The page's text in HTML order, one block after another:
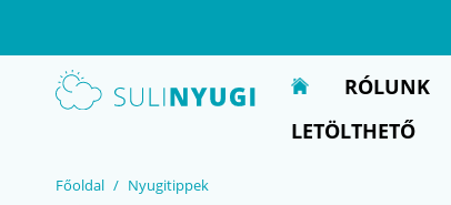
RÓLUNK
LETÖLTHETŐ
Főoldal Nyugitippek